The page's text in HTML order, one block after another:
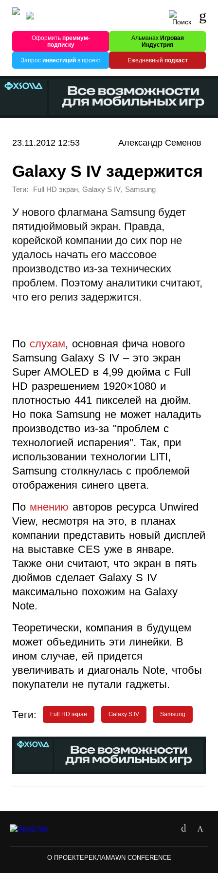
Оформитьпремиум-
подписку
Альманах Игровая
Индустрия
Запрос инвестицийв проект Ежедневный подкаст
23.11.2012 12:53 Александр Семенов
Galaxy S IV задержится
Теги: Full HD экран, Galaxy S IV, Samsung
У нового флагмана Samsung будет
пятидюймовый экран. Правда,
корейской компании до сих пор не
удалось начать его массовое
производство из-за технических
проблем. Поэтому аналитики считают,
что его релиз задержится.
По слухам, основная фича нового
Samsung Galaxy S IV – это экран
Super AMOLED в 4,99 дюйма с Full
HD разрешением 1920×1080 и
плотностью 441 пикселей на дюйм.
Но пока Samsung не может наладить
производство из-за "проблем с
технологией испарения". Так, при
использовании технологии LITI,
Samsung столкнулась с проблемой
отображения синего цвета.
По мнению авторов ресурса Unwired
View, несмотря на это, в планах
компании представить новый дисплей
на выставке CES уже в январе.
Также они считают, что экран в пять
дюймов сделает Galaxy S IV
максимально похожим на Galaxy
Note.
Теоретически, компания в будущем
может объединить эти линейки. В
ином случае, ей придется
увеличивать и диагональ Note, чтобы
покупатели не путали гаджеты.
Теги: Full HD экран Galaxy S IV Samsung
О ПРОЕКТЕРЕКЛАМАWN CONFERENCE